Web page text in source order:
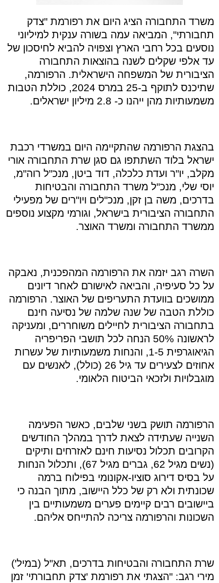
משרד התחבורה הציג היום את רפורמת "צדק
תחבורתי", המביאה עמה בשורה ענקית למיליוני
נוסעים בכל רחבי הארץ וצפויה להביא לחיסכון של
עד אלפי שקלים לשנה בהוצאות התחבורה
הציבורית של המשפחה הישראלית. הרפורמה,
שתיכנס לתוקף ב-25 במרס 2024, כוללת הטבות
משמעותיות מהן ייהנו כ- 2.8 מיליון ישראלים.
בהצגת הרפורמה שהתקיימה היום במשרדי רכבת
ישראל בלוד השתתפו גם סגן שרת התחבורה אורי
מקלב, יו"ר ועדת כלכלה, דוד ביטן, מנכ"ל רוה"מ,
יוסי שלי, מנכ"ל משרד התחבורה והבטיחות
בדרכים, משה בן זקן, מנכ"לים ויו"רים של מפעילי
התחבורה הציבורית בישראל, וגורמי מקצוע נוספים
ממשרד התחבורה ומשרד האוצר.
השרה רגב יזמה את הרפורמה המהפכנית, נאבקה
על כל סעיפיה, והביאה לאישורם לאחר דיונים
ממושכים בוועדת התעריפים של האוצר. הרפורמה
כוללת הטבה של שנה שלמה של נסיעה חינם
בתחבורה הציבורית לחיילים משוחררים, ומעניקה
לראשונה 50% הנחה לכל תושבי הפריפריה
הגיאוגרפית 1-5, והנחות משמעותיות של עשרות
אחוזים לצעירים עד גיל 26 (כולל), לאנשים עם
מוגבלויות ולזכאי הביטוח הלאומי.
הרפורמה תושק בשני שלבים, כאשר הפעימה
השנייה שעתידה לצאת לדרך במהלך החודשים
הקרובים תכלול נסיעות חינם לאזרחים ותיקים
(נשים מגיל 62, גברים מגיל 67), ותכלול הנחות
על בסיס דירוג סוציו-אקונומי בפילוח ברמה
שכונתית ולא רק של כלל היישוב, מתוך הבנה כי
ביישובים רבים קיימים פערים משמעותיים בין
השכונות והרפורמה צריכה להתייחס אליהם.
שרת התחבורה והבטיחות בדרכים, תא"ל (במיל')
מירי רגב: "הצגתי את רפורמת 'צדק תחבורתי' זמן